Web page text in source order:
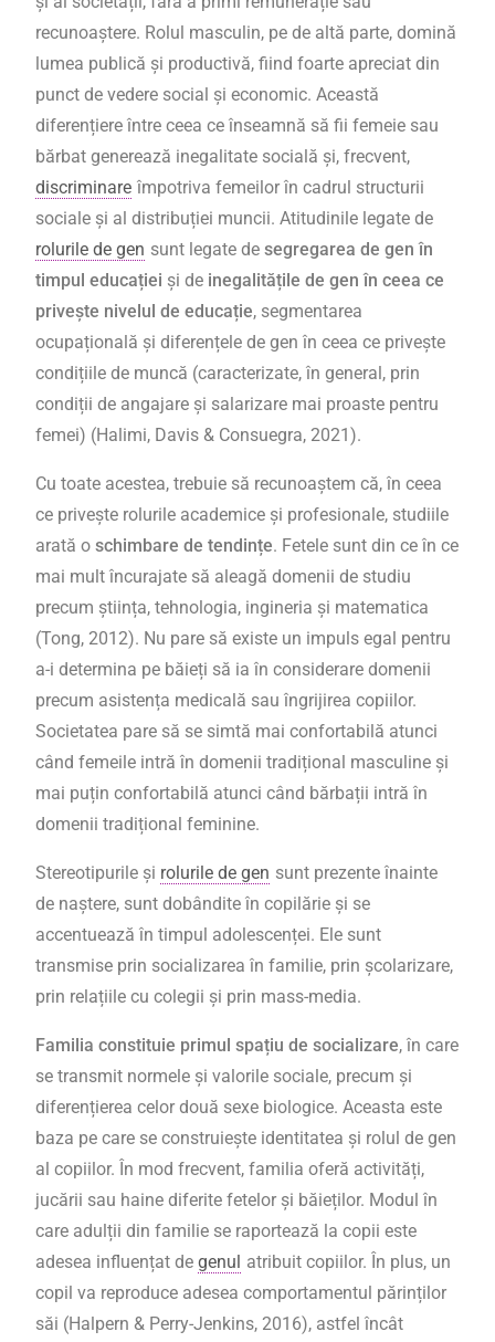
recunoaștere. Rolul masculin, pe de altă parte, domină
lumea publică și productivă, fiind foarte apreciat din
punct de vedere social și economic. Această
diferențiere între ceea ce înseamnă să fii femeie sau
bărbat generează inegalitate socială și, frecvent,
discriminare împotriva femeilor în cadrul structurii
sociale și al distribuției muncii. Atitudinile legate de
rolurile de gen sunt legate de segregarea de gen în
timpul educației și de inegalitățile de gen în ceea ce
privește nivelul de educație, segmentarea
ocupațională și diferențele de gen în ceea ce privește
condițiile de muncă (caracterizate, în general, prin
condiții de angajare și salarizare mai proaste pentru
femei) (Halimi, Davis & Consuegra, 2021).
Cu toate acestea, trebuie să recunoaștem că, în ceea
ce privește rolurile academice și profesionale, studiile
arată o schimbare de tendințe. Fetele sunt din ce în ce
mai mult încurajate să aleagă domenii de studiu
precum știința, tehnologia, ingineria și matematica
(Tong, 2012). Nu pare să existe un impuls egal pentru
a-i determina pe băieți să ia în considerare domenii
precum asistența medicală sau îngrijirea copiilor.
Societatea pare să se simtă mai confortabilă atunci
când femeile intră în domenii tradițional masculine și
mai puțin confortabilă atunci când bărbații intră în
domenii tradițional feminine.
Stereotipurile și rolurile de gen sunt prezente înainte
de naștere, sunt dobândite în copilărie și se
accentuează în timpul adolescenței. Ele sunt
transmise prin socializarea în familie, prin școlarizare,
prin relațiile cu colegii și prin mass-media.
Familia constituie primul spațiu de socializare, în care
se transmit normele și valorile sociale, precum și
diferențierea celor două sexe biologice. Aceasta este
baza pe care se construiește identitatea și rolul de gen
al copiilor. În mod frecvent, familia oferă activități,
jucării sau haine diferite fetelor și băieților. Modul în
care adulții din familie se raportează la copii este
adesea influențat de genul atribuit copiilor. În plus, un
copil va reproduce adesea comportamentul părinților
săi (Halpern & Perry-Jenkins, 2016), astfel încât